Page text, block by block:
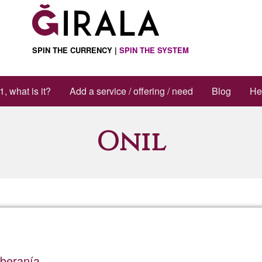
SPIN THE CURRENCY | SPIN THE SYSTEM
what is it? Add a service / offering / need Blog
Onil